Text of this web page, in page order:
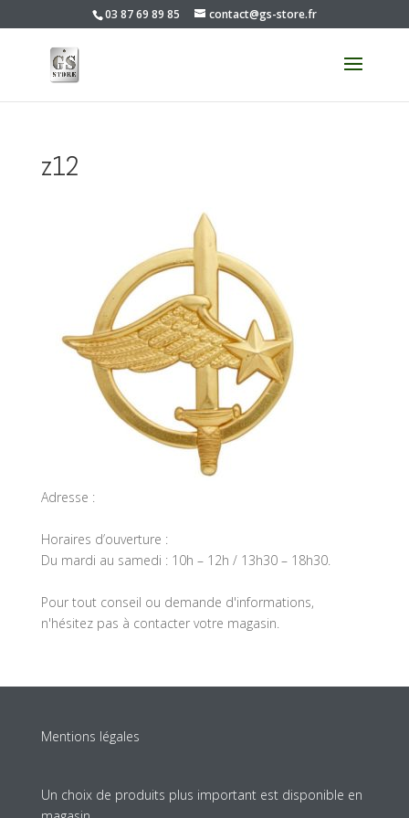
03 87 69 89 85 contact@gs-store.fr
z12
Adresse :
Horaires d’ouverture :
Du mardi au samedi : 10h – 12h / 13h30 – 18h30.
Pour tout conseil ou demande d'informations,
n'hésitez pas à contacter votre magasin.
Mentions légales
Un choix de produits plus important est disponible en